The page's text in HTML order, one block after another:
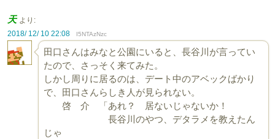
天 より:
2018/ 12/ 10 22:08
I5NTAzNzc
田口さんはみなと公園にいると、長谷川が言ってい
たので、さっそく来てみた。
しかし周りに居るのは、デート中のアベックばかり
で、田口さんらしき人が見られない。
啓 介 「あれ？ 居ないじゃないか！
長谷川のやつ、デタラメを教えたん
じゃ